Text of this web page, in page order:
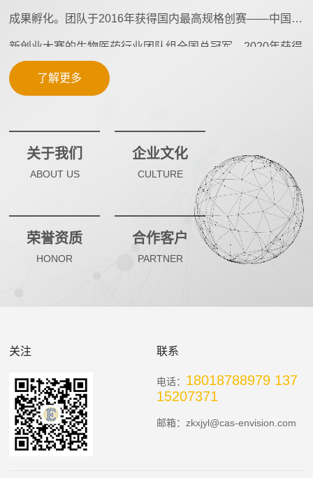
成果孵化。团队于2016年获得国内最高规格创赛——中国创
新创业大赛的生物医药行业团队组全国总冠军，2020年获得
中国医疗器械创新创业大赛IVD初创组全国亚军，前期研发
公司的愿景是成为人体植入医疗电子和生物医疗芯片的平台
型领军企业，引领人类进化新未来。公司目前致力开发创新
芯片驱动的医疗微系统，控股一家医疗芯片高科技子公司
（深圳市勃望初芯半导体科技），提供先进的高密度神经假
成系统、即时检测（POCT）等，大部分基于独立知识产权
的创新MEMS/微流控/IC平台。
了解更多
关于我们
ABOUT US
企业文化
CULTURE
荣誉资质
HONOR
合作客户
PARTNER
关注 联系
电话： 18018788979 137
15207371
邮箱：zkxjyl@cas-envision.com